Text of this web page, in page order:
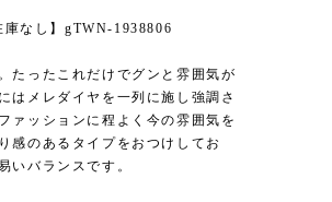
なし】gTWN-1938806
たったこれだけでグンと雰囲気が
はメレダイヤを一列に施し強調さ
ァッションに程よく今の雰囲気を
感のあるタイプをおつけしてお
いバランスです。